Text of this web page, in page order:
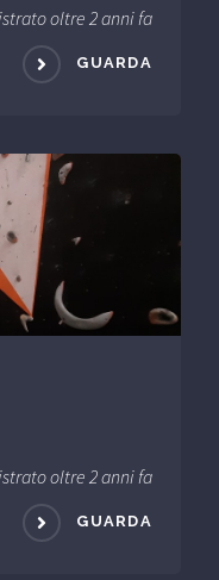
oltre 2 anni fa
GUARDA
oltre 2 anni fa
GUARDA